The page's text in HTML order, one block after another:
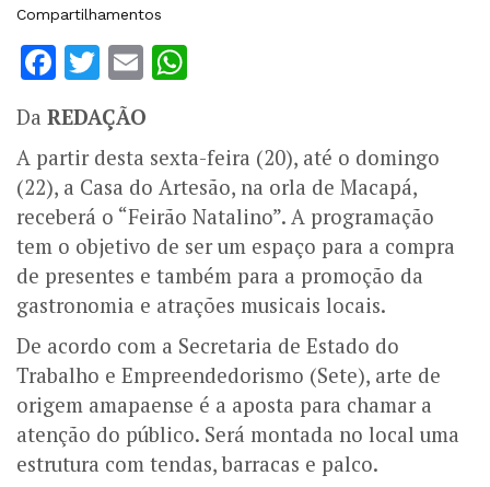
Compartilhamentos
Facebook
Twitter
Email
Da REDAÇÃO
A partir desta sexta-feira (20), até o domingo
(22), a Casa do Artesão, na orla de Macapá,
receberá o “Feirão Natalino”. A programação
tem o objetivo de ser um espaço para a compra
de presentes e também para a promoção da
gastronomia e atrações musicais locais.
De acordo com a Secretaria de Estado do
Trabalho e Empreendedorismo (Sete), arte de
origem amapaense é a aposta para chamar a
atenção do público. Será montada no local uma
estrutura com tendas, barracas e palco.